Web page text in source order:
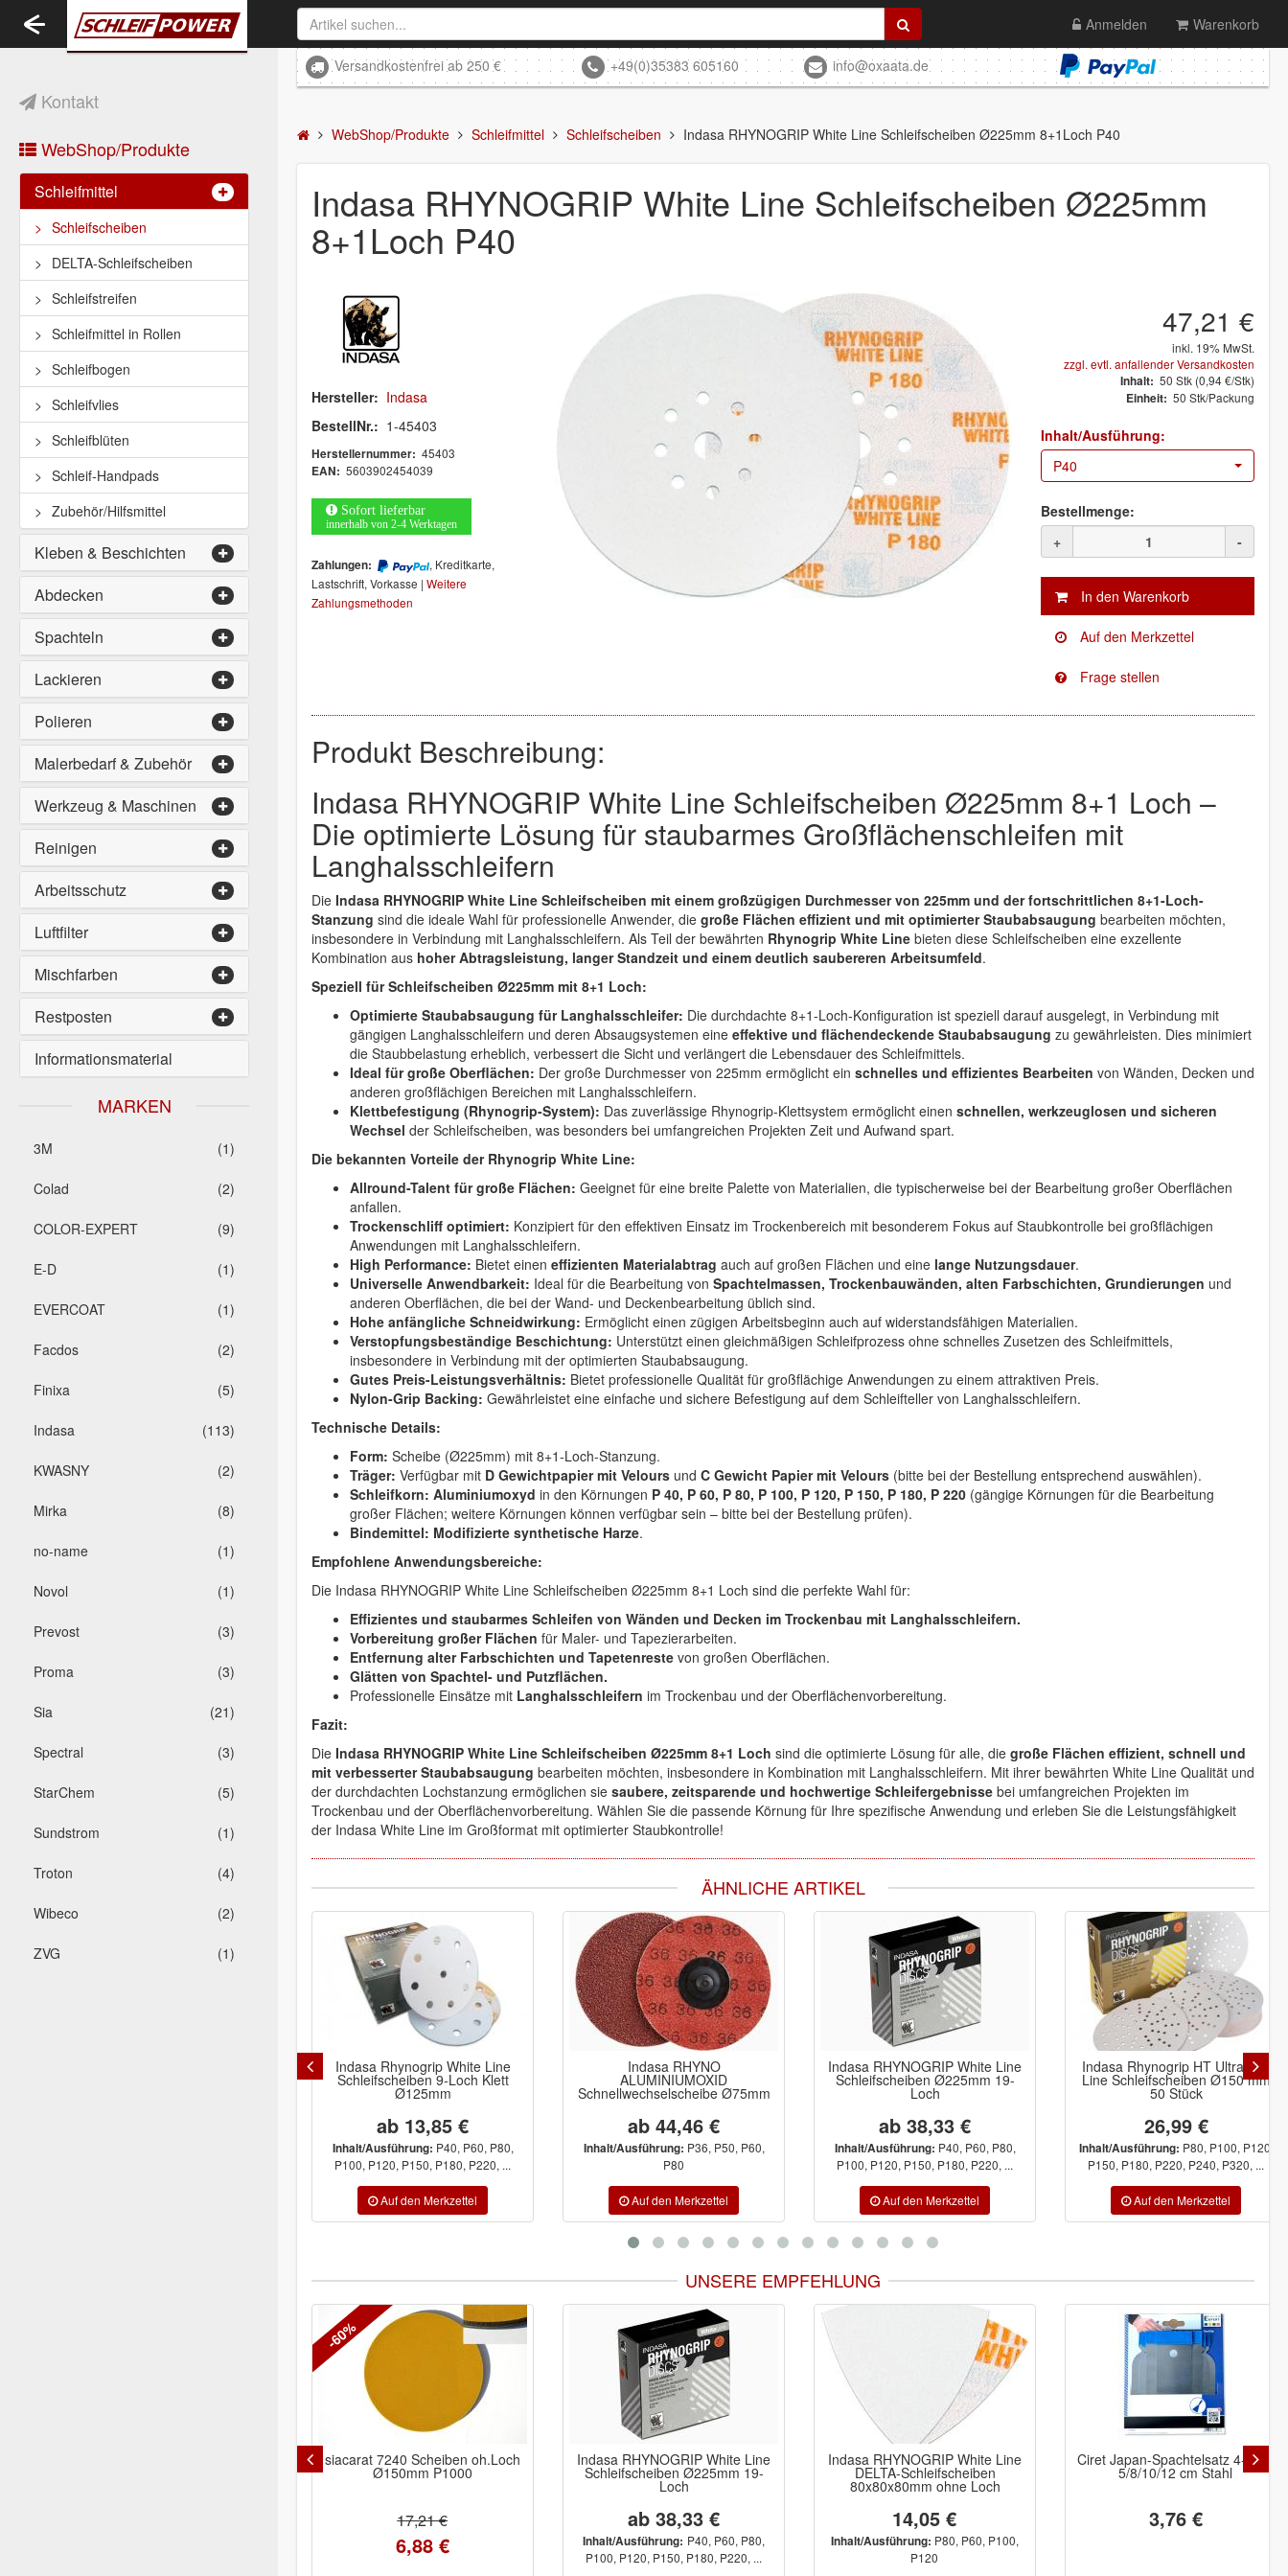
Kontakt
WebShop/Produkte
Schleifmittel
Schleifscheiben
DELTA-Schleifscheiben
Schleifstreifen
Schleifmittel in Rollen
Schleifbogen
Schleifvlies
Schleifblüten
Schleif-Handpads
Zubehör/Hilfsmittel
Kleben & Beschichten
Abdecken
Spachteln
Lackieren
Polieren
Malerbedarf & Zubehör
Werkzeug & Maschinen
Reinigen
Arbeitsschutz
Luftfilter
Mischfarben
Restposten
Informationsmaterial
MARKEN
(1)
3M
(2)
Colad
(9)
COLOR-EXPERT
(1)
E-D
(1)
EVERCOAT
(2)
Facdos
(5)
Finixa
(113)
Indasa
(2)
KWASNY
(8)
Mirka
(1)
no-name
(1)
Novol
(3)
Prevost
(3)
Proma
(21)
Sia
(3)
Spectral
(5)
StarChem
(1)
Sundstrom
(4)
Troton
(2)
Wibeco
(1)
ZVG
Toggle
navigation
Anmelden Warenkorb
Versandkostenfrei ab 250 € +49(0)35383 605160 info@oxaata.de
WebShop/Produkte Schleifmittel Schleifscheiben Indasa RHYNOGRIP White Line Schleifscheiben Ø225mm 8+1Loch P40
Indasa RHYNOGRIP White Line Schleifscheiben Ø225mm
8+1Loch P40
Hersteller: Indasa
BestellNr.: 1-45403
Herstellernummer: 45403
EAN: 5603902454039
Sofort lieferbar
innerhalb von 2-4 Werktagen
Zahlungen:
, Kreditkarte,
Lastschrift, Vorkasse | Weitere
Zahlungsmethoden
47,21 €
inkl. 19% MwSt.
zzgl. evtl. anfallender Versandkosten
Inhalt: 50 Stk (0,94 €/Stk)
Einheit: 50 Stk/Packung
Inhalt/Ausführung:
P40
Bestellmenge:
+
-
Produkt Beschreibung:
Indasa RHYNOGRIP White Line Schleifscheiben Ø225mm 8+1 Loch –
Die optimierte Lösung für staubarmes Großflächenschleifen mit
Langhalsschleifern
Die Indasa RHYNOGRIP White Line Schleifscheiben mit einem großzügigen Durchmesser von 225mm und der fortschrittlichen 8+1-Loch-
Stanzung sind die ideale Wahl für professionelle Anwender, die große Flächen effizient und mit optimierter Staubabsaugung bearbeiten möchten,
insbesondere in Verbindung mit Langhalsschleifern. Als Teil der bewährten Rhynogrip White Line bieten diese Schleifscheiben eine exzellente
Kombination aus hoher Abtragsleistung, langer Standzeit und einem deutlich saubereren Arbeitsumfeld.
Speziell für Schleifscheiben Ø225mm mit 8+1 Loch:
Optimierte Staubabsaugung für Langhalsschleifer: Die durchdachte 8+1-Loch-Konfiguration ist speziell darauf ausgelegt, in Verbindung mit
gängigen Langhalsschleifern und deren Absaugsystemen eine effektive und flächendeckende Staubabsaugung zu gewährleisten. Dies minimiert
die Staubbelastung erheblich, verbessert die Sicht und verlängert die Lebensdauer des Schleifmittels.
Ideal für große Oberflächen: Der große Durchmesser von 225mm ermöglicht ein schnelles und effizientes Bearbeiten von Wänden, Decken und
anderen großflächigen Bereichen mit Langhalsschleifern.
Klettbefestigung (Rhynogrip-System): Das zuverlässige Rhynogrip-Klettsystem ermöglicht einen schnellen, werkzeuglosen und sicheren
Wechsel der Schleifscheiben, was besonders bei umfangreichen Projekten Zeit und Aufwand spart.
Die bekannten Vorteile der Rhynogrip White Line:
Allround-Talent für große Flächen: Geeignet für eine breite Palette von Materialien, die typischerweise bei der Bearbeitung großer Oberflächen
anfallen.
Trockenschliff optimiert: Konzipiert für den effektiven Einsatz im Trockenbereich mit besonderem Fokus auf Staubkontrolle bei großflächigen
Anwendungen mit Langhalsschleifern.
High Performance: Bietet einen effizienten Materialabtrag auch auf großen Flächen und eine lange Nutzungsdauer.
Universelle Anwendbarkeit: Ideal für die Bearbeitung von Spachtelmassen, Trockenbauwänden, alten Farbschichten, Grundierungen und
anderen Oberflächen, die bei der Wand- und Deckenbearbeitung üblich sind.
Hohe anfängliche Schneidwirkung: Ermöglicht einen zügigen Arbeitsbeginn auch auf widerstandsfähigen Materialien.
Verstopfungsbeständige Beschichtung: Unterstützt einen gleichmäßigen Schleifprozess ohne schnelles Zusetzen des Schleifmittels,
insbesondere in Verbindung mit der optimierten Staubabsaugung.
Gutes Preis-Leistungsverhältnis: Bietet professionelle Qualität für großflächige Anwendungen zu einem attraktiven Preis.
Nylon-Grip Backing: Gewährleistet eine einfache und sichere Befestigung auf dem Schleifteller von Langhalsschleifern.
Technische Details:
Form: Scheibe (Ø225mm) mit 8+1-Loch-Stanzung.
Träger: Verfügbar mit D Gewichtpapier mit Velours und C Gewicht Papier mit Velours (bitte bei der Bestellung entsprechend auswählen).
Schleifkorn: Aluminiumoxyd in den Körnungen P 40, P 60, P 80, P 100, P 120, P 150, P 180, P 220 (gängige Körnungen für die Bearbeitung
großer Flächen; weitere Körnungen können verfügbar sein – bitte bei der Bestellung prüfen).
Bindemittel: Modifizierte synthetische Harze.
Empfohlene Anwendungsbereiche:
Die Indasa RHYNOGRIP White Line Schleifscheiben Ø225mm 8+1 Loch sind die perfekte Wahl für:
Effizientes und staubarmes Schleifen von Wänden und Decken im Trockenbau mit Langhalsschleifern.
Vorbereitung großer Flächen für Maler- und Tapezierarbeiten.
Entfernung alter Farbschichten und Tapetenreste von großen Oberflächen.
Glätten von Spachtel- und Putzflächen.
Professionelle Einsätze mit Langhalsschleifern im Trockenbau und der Oberflächenvorbereitung.
Fazit:
Die Indasa RHYNOGRIP White Line Schleifscheiben Ø225mm 8+1 Loch sind die optimierte Lösung für alle, die große Flächen effizient, schnell und
mit verbesserter Staubabsaugung bearbeiten möchten, insbesondere in Kombination mit Langhalsschleifern. Mit ihrer bewährten White Line Qualität und
der durchdachten Lochstanzung ermöglichen sie saubere, zeitsparende und hochwertige Schleifergebnisse bei umfangreichen Projekten im
Trockenbau und der Oberflächenvorbereitung. Wählen Sie die passende Körnung für Ihre spezifische Anwendung und erleben Sie die Leistungsfähigkeit
der Indasa White Line im Großformat mit optimierter Staubkontrolle!
ÄHNLICHE ARTIKEL
Indasa Rhynogrip White Line
Schleifscheiben 9-Loch Klett
Ø125mm
ab 13,85 €
Inhalt/Ausführung: P40, P60, P80,
P100, P120, P150, P180, P220, ...
Indasa RHYNO
ALUMINIUMOXID
Schnellwechselscheibe Ø75mm
ab 44,46 €
Inhalt/Ausführung: P36, P50, P60,
P80
Indasa RHYNOGRIP White Line
Schleifscheiben Ø225mm 19-
Loch
ab 38,33 €
Inhalt/Ausführung: P40, P60, P80,
P100, P120, P150, P180, P220, ...
Indasa Rhynogrip HT Ultravent
Line Schleifscheiben Ø150 mm
50 Stück
26,99 €
Inhalt/Ausführung: P80, P100, P120,
P150, P180, P220, P240, P320, ...
UNSERE EMPFEHLUNG
Indasa RHYNOGRIP White Line
Schleifscheiben Ø225mm 19-
ab 38,33 €
Inhalt/Ausführung: P40, P60, P80,
P100, P120, P150, P180, P220, ...
Indasa RHYNOGRIP White Line
DELTA-Schleifscheiben
80x80x80mm ohne Loch
14,05 €
Inhalt/Ausführung:P80, P60, P100,
P120
Ciret Japan-Spachtelsatz 4-teilig
5/8/10/12 cm Stahl
3,76 €
zetDress TRITEX Einweg-
Schutzoverall Z2 pro weiß
4,95 €